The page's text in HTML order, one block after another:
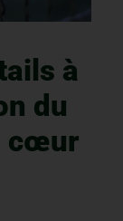
à
du
cœur